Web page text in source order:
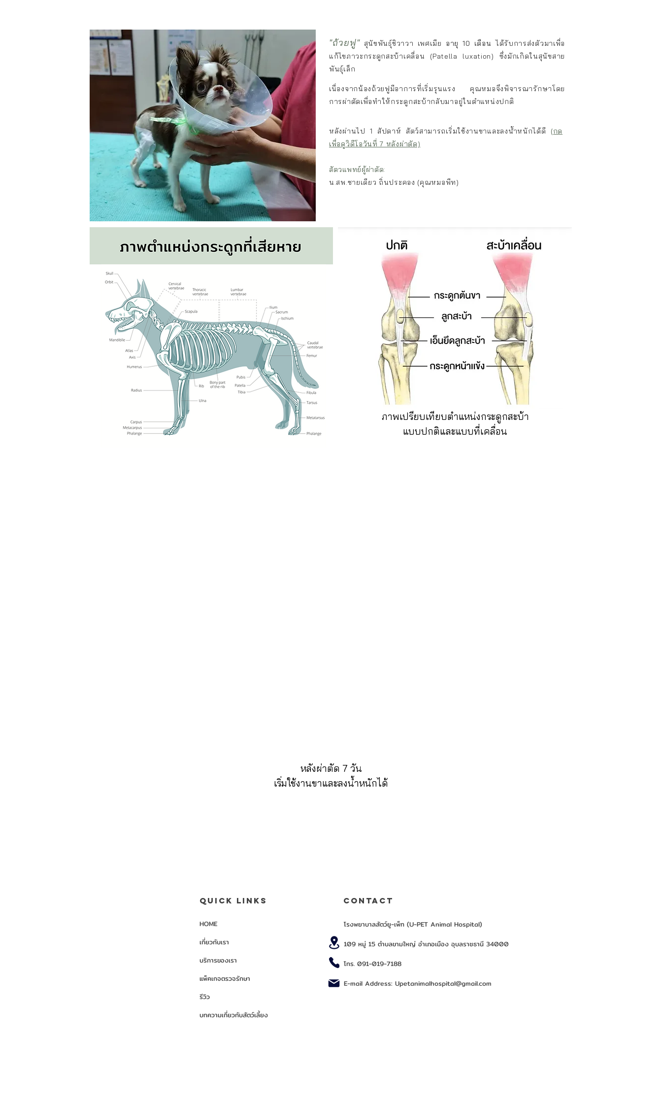
"ถ้วยฟู" สุนัขพันธุ์ชิวาวา เพศเมีย อายุ 10 เดือน ได้รับการส่งตัวมาเพื่อ
แก้ไขภาวะกระดูกสะบ้าเคลื่อน (Patella luxation)
ซึ่งมักเกิดในสุนัขสาย
พันธุ์เล็ก
เนื่องจากน้องถ้วยฟูมีอาการที่เริ่มรุนแรง คุณหมอจึงพิจารณารักษาโดย
การผ่าตัดเพื่อทำให้กระดูกสะบ้ากลับมาอยู่ในตำแหน่งปกติ
หลังผ่านไป 1 สัปดาห์ สัตว์สามารถเริ่มใช้งานขาและลงน้ำหนักได้ดี (กด
เพื่อดูวิดีโอวันที่ 7 หลังผ่าตัด)
สัตวแพทย์ผู้ผ่าตัด:
น.สพ.ชายเดียว ถิ่นประคอง (คุณหมอพีท)
ภาพเปรียบเทียบตำแหน่งกระดูกสะบ้า
แบบปกติและแบบที่เคลื่อน
หลังผ่าตัด 7 วัน
เริ่มใช้งานขาและลงน้ำหนักได้
Quick links
HOME
เกี่ยวกับเรา
บริการของเรา
แพ็คเกจตรวจรักษา
รีวิว
บทความเกี่ยวกับสัตว์เลี้ยง
CONTACT
โรงพยาบาลสัตว์ยู-เพ็ท (U-PET Animal Hospital)
109 หมู่ 15 ตำบลขามใหญ่ อำเภอเมือง อุบลราชธานี 34000
โทร. 091-019-7188
E-mail Address: Upetanimalhospital@gmail.com